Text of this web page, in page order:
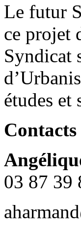
Le futur
ce projet
Syndicat
études et
Contacts
03 87 39